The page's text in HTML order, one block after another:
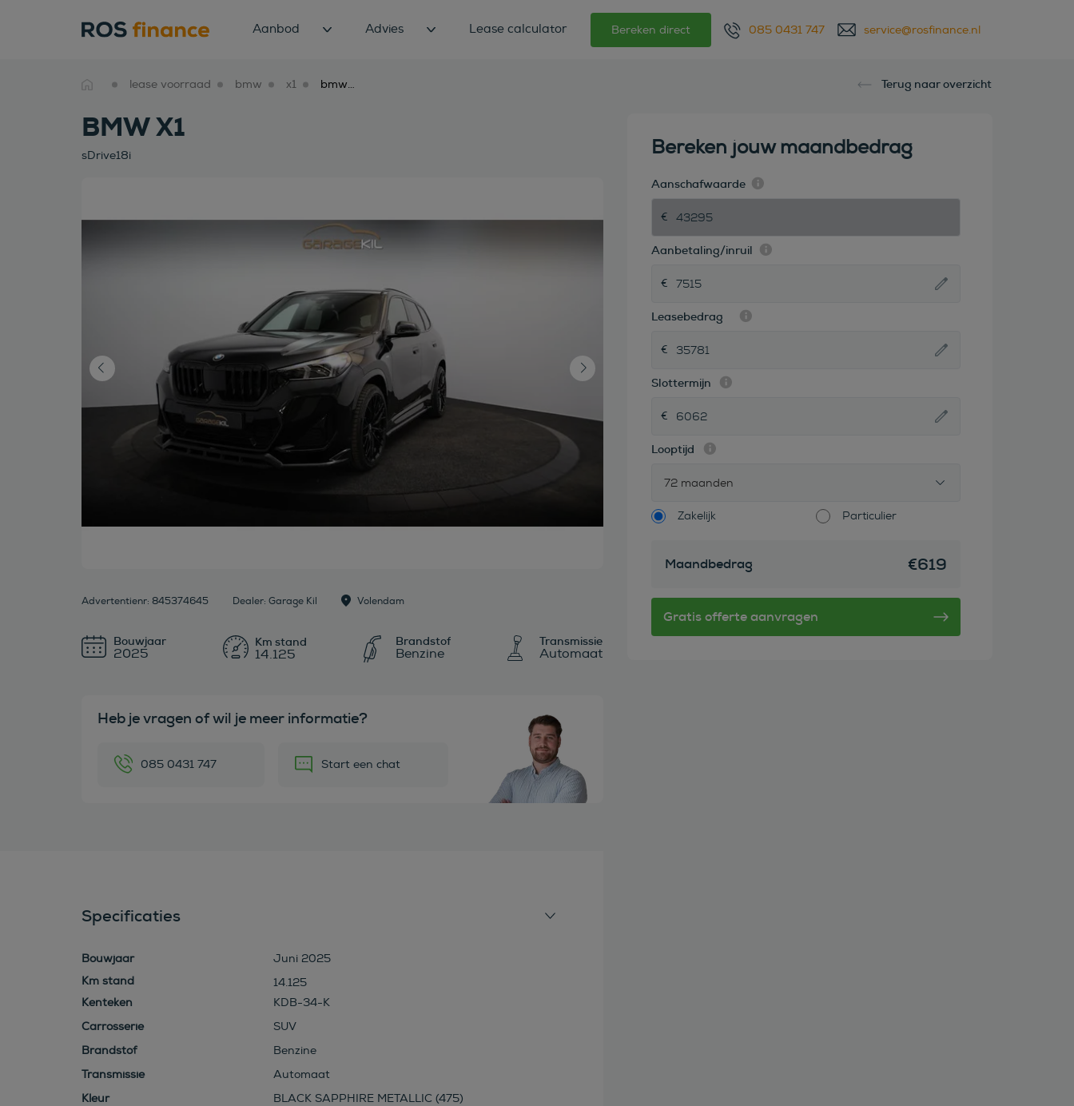
Aanbod Advies Lease calculator Bereken direct 085 0431 747 service@rosfinance.nl
lease voorraad bmw x1 bmw x1 sdrive18i Terug naar overzicht
BMW X1
sDrive18i
Advertentienr: 845374645 Dealer: Garage Kil Volendam
Bouwjaar
2025 14.125
Brandstof
Benzine
Transmissie
Automaat
Heb je vragen of wil je meer informatie?
085 0431 747 Start een chat
Specificaties
Bouwjaar
Juni 2025
14.125
Kenteken
KDB-34-K
Carrosserie
SUV
Brandstof
Benzine
Transmissie
Automaat
Kleur
BLACK SAPPHIRE METALLIC (475)
Bereken jouw maandbedrag
Aanschafwaarde
Aanbetaling/inruil
Leasebedrag
Slottermijn
Looptijd
72 maanden
Zakelijk Particulier
Maandbedrag €619